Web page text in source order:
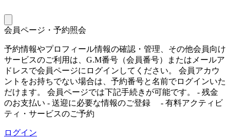
会員ページ・予約照会
予約情報やプロフィール情報の確認・管理、その他会員向け
サービスのご利用は、G.M番号（会員番号）またはメールア
ドレスで会員ページにログインしてください。 会員アカウ
ントをお持ちでない場合は、予約番号と名前でログインいた
だけます。 会員ページでは下記手続きが可能です。 - 残金
のお支払い - 送迎に必要な情報のご登録 - 有料アクティビ
ティ・サービスのご予約
ログイン